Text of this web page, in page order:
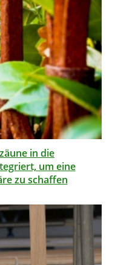
in die
um eine
zu schaffen